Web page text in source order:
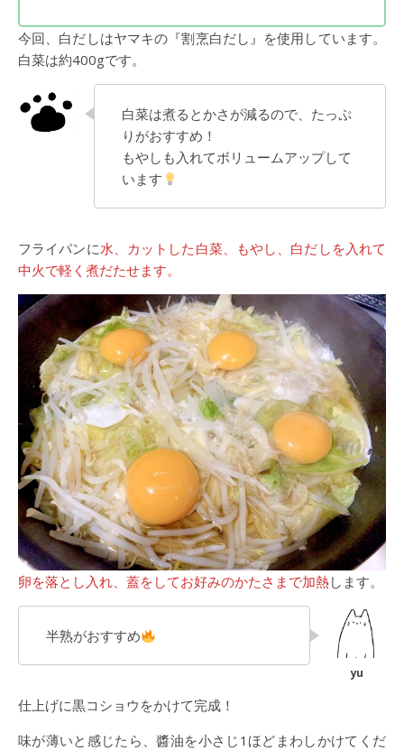
今回、白だしはヤマキの『割烹白だし』を使用しています。
白菜は約400gです。
白菜は煮るとかさが減るので、たっぷ
りがおすすめ！
もやしも入れてボリュームアップして
います
フライパンに水、カットした白菜、もやし、白だしを入れて
中火で軽く煮だたせます。
卵を落とし入れ、蓋をしてお好みのかたさまで加熱します。
半熟がおすすめ
仕上げに黒コショウをかけて完成！
味が薄いと感じたら、醬油を小さじ1ほどまわしかけてくだ